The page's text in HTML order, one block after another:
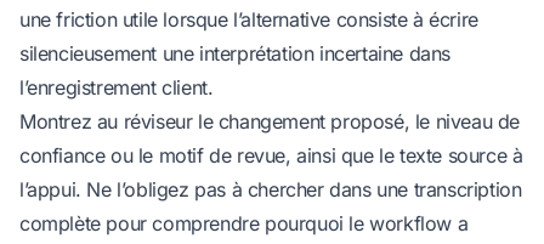
une friction utile lorsque l’alternative consiste à écrire
silencieusement une interprétation incertaine dans
l’enregistrement client.
Montrez au réviseur le changement proposé, le niveau de
confiance ou le motif de revue, ainsi que le texte source à
l’appui. Ne l’obligez pas à chercher dans une transcription
complète pour comprendre pourquoi le workflow a